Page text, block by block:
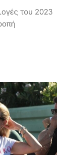
του 2023